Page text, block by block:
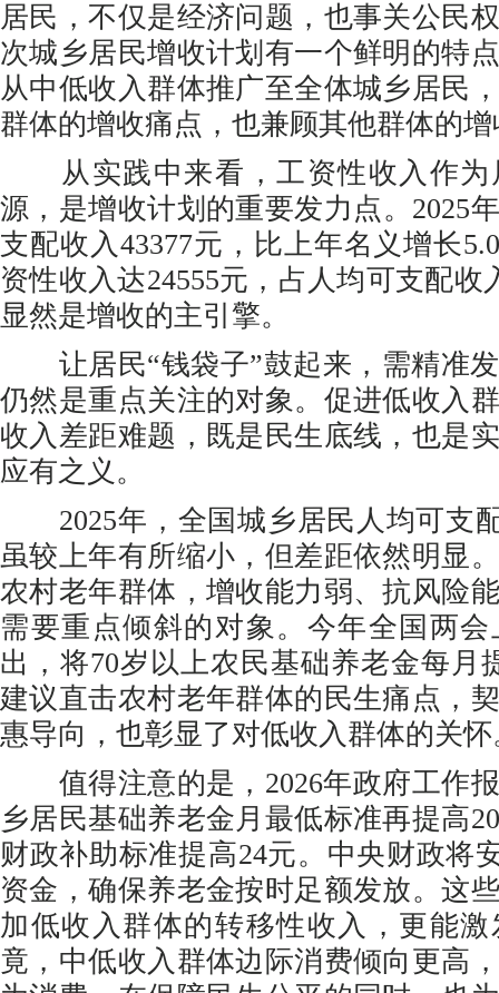
居民，不仅是经济问题，也事关公民
次城乡居民增收计划有一个鲜明的特
从中低收入群体推广至全体城乡居民
群体的增收痛点，也兼顾其他群体的
从实践中来看，工资性收入作为
源，是增收计划的重要发力点。2025
支配收入43377元，比上年名义增长
资性收入达24555元，占人均可支配收
显然是增收的主引擎。
让居民“钱袋子”鼓起来，需精准发
仍然是重点关注的对象。促进低收入
收入差距难题，既是民生底线，也是
应有之义。
2025年，全国城乡居民人均可支
虽较上年有所缩小，但差距依然明显
农村老年群体，增收能力弱、抗风险
需要重点倾斜的对象。今年全国两
出，将70岁以上农民基础养老金每月
建议直击农村老年群体的民生痛点，
惠导向，也彰显了对低收入群体的关怀
值得注意的是，2026年政府工作
乡居民基础养老金月最低标准再提高
财政补助标准提高24元。中央财政将
资金，确保养老金按时足额发放。这
加低收入群体的转移性收入，更能
竟，中低收入群体边际消费倾向更高